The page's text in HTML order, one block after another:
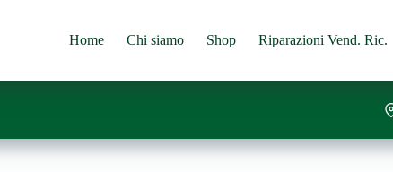
Home Chi siamo Shop Riparazioni Vend. Ric.